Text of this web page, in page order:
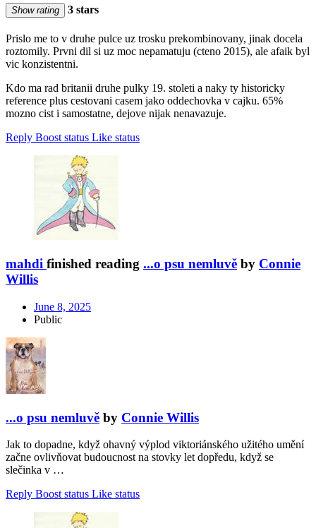
Show rating 3 stars
Prislo me to v druhe pulce uz trosku prekombinovany, jinak docela
roztomily. Prvni dil si uz moc nepamatuju (cteno 2015), ale afaik byl
vic konzistentni.
Kdo ma rad britanii druhe pulky 19. stoleti a naky ty historicky
reference plus cestovani casem jako oddechovka v cajku. 65%
mozno cist i samostatne, dejove nijak nenavazuje.
Reply Boost status Like status
mahdi finished reading ...o psu nemluvě by Connie
Willis
June 8, 2025
Public
...o psu nemluvě by Connie Willis
Jak to dopadne, když ohavný výplod viktoriánského užitého umění
začne ovlivňovat budoucnost na stovky let dopředu, když se
slečinka v …
Reply Boost status Like status